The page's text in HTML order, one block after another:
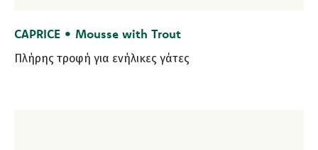
CAPRICE • Mousse with Trout
Πλήρης τροφή για ενήλικες γάτες